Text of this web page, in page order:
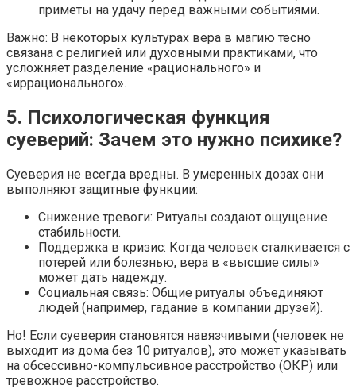
приметы на удачу перед важными событиями.
Важно: В некоторых культурах вера в магию тесно
связана с религией или духовными практиками, что
усложняет разделение «рационального» и
«иррационального».
5. Психологическая функция
суеверий: Зачем это нужно психике?
Суеверия не всегда вредны. В умеренных дозах они
выполняют защитные функции:
Снижение тревоги: Ритуалы создают ощущение
стабильности.
Поддержка в кризис: Когда человек сталкивается с
потерей или болезнью, вера в «высшие силы»
может дать надежду.
Социальная связь: Общие ритуалы объединяют
людей (например, гадание в компании друзей).
Но! Если суеверия становятся навязчивыми (человек не
выходит из дома без 10 ритуалов), это может указывать
на обсессивно-компульсивное расстройство (ОКР) или
тревожное расстройство.